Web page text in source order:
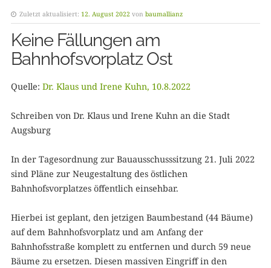
Zuletzt aktualisiert: 12. August 2022 von baumallianz
Keine Fällungen am
Bahnhofsvorplatz Ost
Quelle: Dr. Klaus und Irene Kuhn, 10.8.2022
Schreiben von Dr. Klaus und Irene Kuhn an die Stadt
Augsburg
In der Tagesordnung zur Bauausschusssitzung 21. Juli 2022
sind Pläne zur Neugestaltung des östlichen
Bahnhofsvorplatzes öffentlich einsehbar.
Hierbei ist geplant, den jetzigen Baumbestand (44 Bäume)
auf dem Bahnhofsvorplatz und am Anfang der
Bahnhofsstraße komplett zu entfernen und durch 59 neue
Bäume zu ersetzen. Diesen massiven Eingriff in den